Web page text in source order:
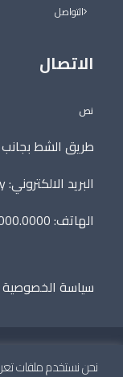
التواصل
الاتصال
نص
طريق الشط بجانب
البريد الالكتروني:
الهاتف: 021.000.0000
سياسة الخصوصية
نحن نستخدم ملفات